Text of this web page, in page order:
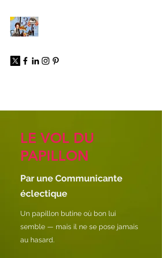
LE VOL DU
PAPILLON
Par une Communicante
éclectique
Un papillon butine où bon lui
semble — mais il ne se pose jamais
au hasard.